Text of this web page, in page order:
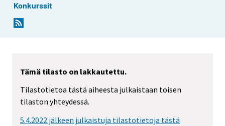
Konkurssit
Tämä tilasto on lakkautettu.
Tilastotietoa tästä aiheesta julkaistaan toisen
tilaston yhteydessä.
5.4.2022 jälkeen julkaistuja tilastotietoja tästä